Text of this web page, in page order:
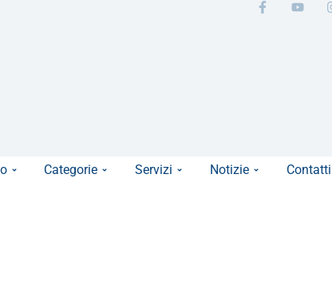
Categorie Servizi Notizie Contatti